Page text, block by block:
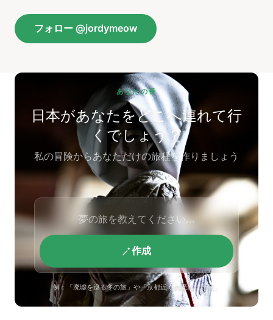
フォロー @jordymeow
あなたの番
日本があなたをどこへ連れて行
くでしょう？
私の冒険からあなただけの旅程を作りましょう
作成
例：「廃墟を巡る冬の旅」や「京都近くの隠れた寺院」